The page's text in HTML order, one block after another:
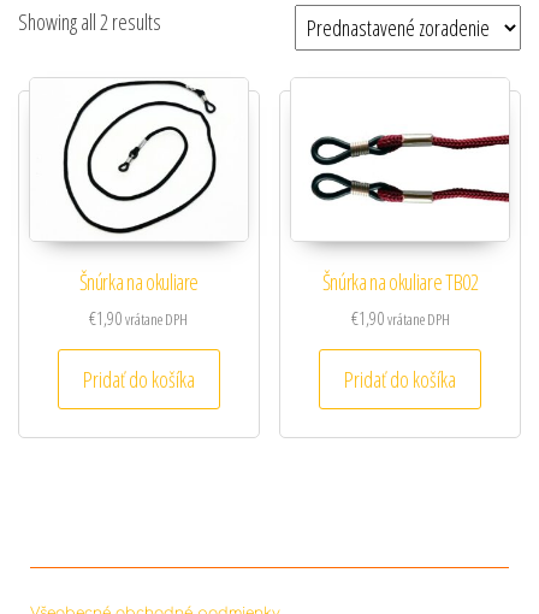
Showing all 2 results
Šnúrka na okuliare
€1,90vrátane DPH
Pridať do košíka
Šnúrka na okuliare TB02
€1,90vrátane DPH
Pridať do košíka